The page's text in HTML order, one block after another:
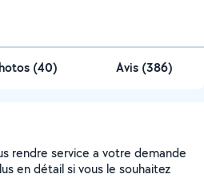
(40) Avis (386)
rendre service a votre demande
en détail si vous le souhaitez